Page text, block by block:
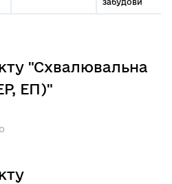
забудови
"Схвалювальна
ЕП)"